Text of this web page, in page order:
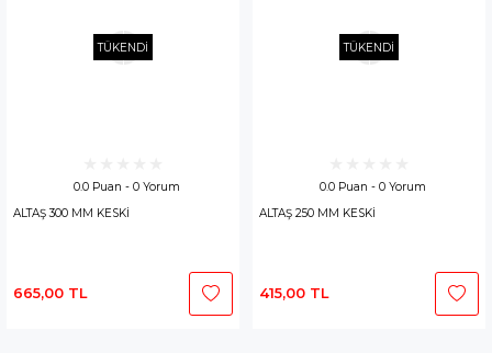
TÜKENDİ
0.0 Puan - 0 Yorum
ALTAŞ 300 MM KESKİ
665,00 TL
TÜKENDİ
0.0 Puan - 0 Yorum
ALTAŞ 250 MM KESKİ
415,00 TL